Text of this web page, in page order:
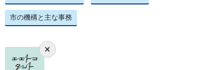
市の機構と主な事務